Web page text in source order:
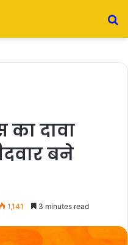
का दावा
बने
1,141 3 minutes read